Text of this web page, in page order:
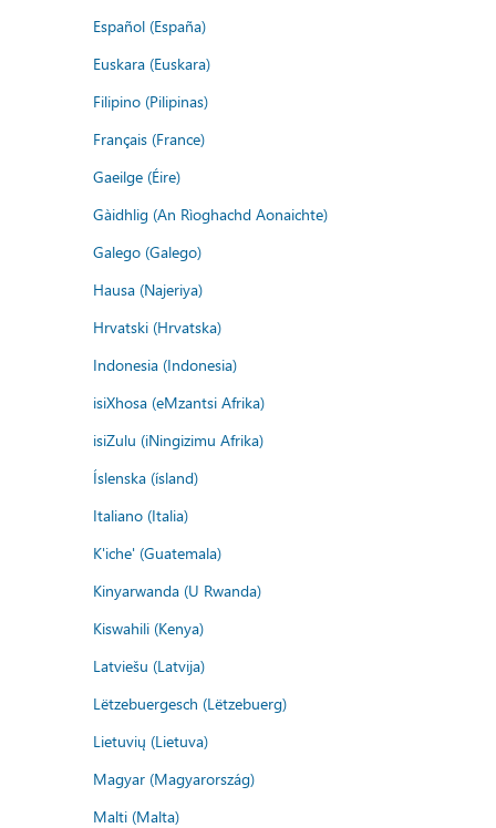
Español (España)
Euskara (Euskara)
Filipino (Pilipinas)
Français (France)
Gaeilge (Éire)
Gàidhlig (An Rìoghachd Aonaichte)
Galego (Galego)
Hausa (Najeriya)
Hrvatski (Hrvatska)
Indonesia (Indonesia)
isiXhosa (eMzantsi Afrika)
isiZulu (iNingizimu Afrika)
Íslenska (ísland)
Italiano (Italia)
K'iche' (Guatemala)
Kinyarwanda (U Rwanda)
Kiswahili (Kenya)
Latviešu (Latvija)
Lëtzebuergesch (Lëtzebuerg)
Lietuvių (Lietuva)
Magyar (Magyarország)
Malti (Malta)